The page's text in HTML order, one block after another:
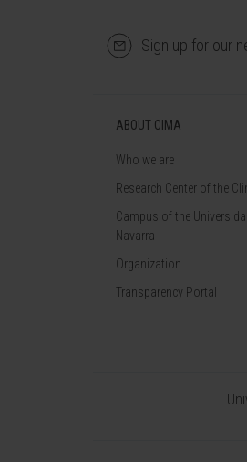
Sign up for our
ABOUT CIMA
Who we are
Research Center of the
Campus of the
Navarra
Organization
Transparency Portal